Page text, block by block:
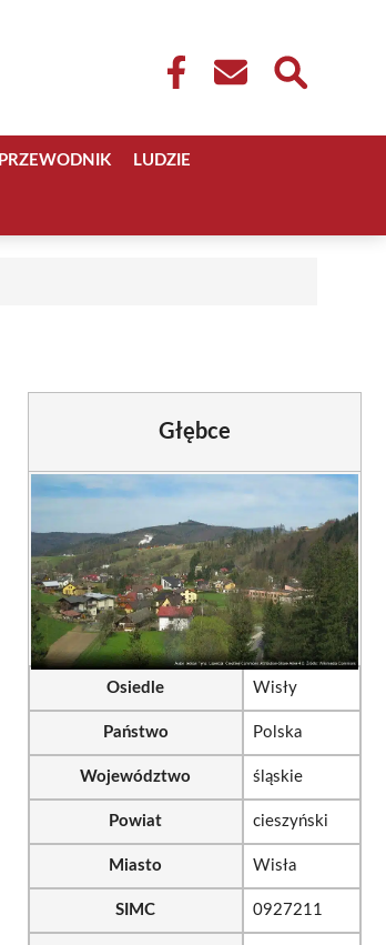
PRZEWODNIK LUDZIE
Głębce
Osiedle Wisły
Państwo Polska
Województwo śląskie
Powiat cieszyński
Miasto Wisła
SIMC 0927211